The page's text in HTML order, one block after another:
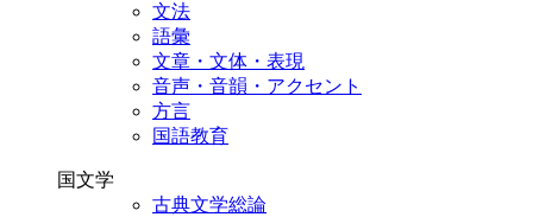
文法
語彙
文章・文体・表現
音声・音韻・アクセント
方言
国語教育
国文学
古典文学総論